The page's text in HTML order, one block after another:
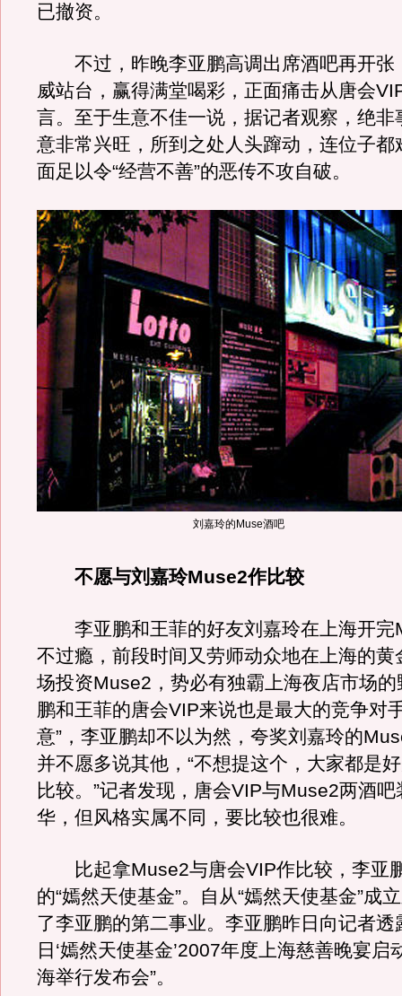
已撤资。
不过，昨晚李亚鹏高调出席酒吧再开张
威站台，赢得满堂喝彩，正面痛击从唐会
言。至于生意不佳一说，据记者观察，绝非
意非常兴旺，所到之处人头蹿动，连位子都
面足以令“经营不善”的恶传不攻自破。
刘嘉玲的Muse酒吧
不愿与刘嘉玲Muse2作比较
李亚鹏和王菲的好友刘嘉玲在上海开完
不过瘾，前段时间又劳师动众地在上海的黄
场投资Muse2，势必有独霸上海夜店市场
鹏和王菲的唐会VIP来说也是最大的竞争对
意”，李亚鹏却不以为然，夸奖刘嘉玲的
并不愿多说其他，“不想提这个，大家都是
比较。”记者发现，唐会VIP与Muse2两酒
华，但风格实属不同，要比较也很难。
比起拿Muse2与唐会VIP作比较，李亚
的“嫣然天使基金”。自从“嫣然天使基金”成
了李亚鹏的第二事业。李亚鹏昨日向记者透
日‘嫣然天使基金’2007年度上海慈善晚宴启
海举行发布会”。